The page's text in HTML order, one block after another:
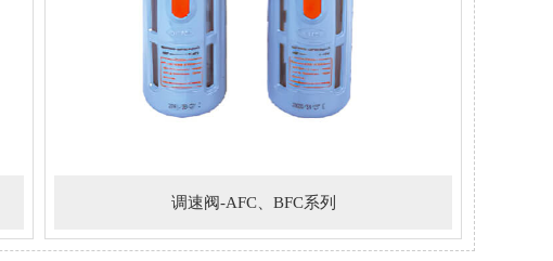
调速阀-AFC、BFC系列